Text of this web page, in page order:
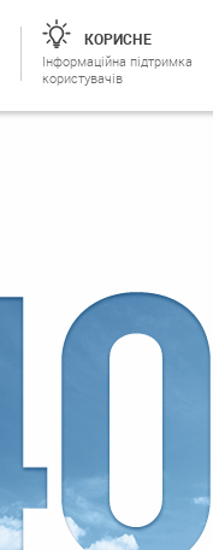
КОРИСНЕ
Інформаційна підтримка
користувачів